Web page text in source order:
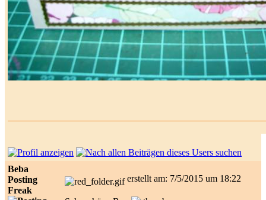
Beba
Posting
Freak
erstellt am: 7/5/2015 um 18:22